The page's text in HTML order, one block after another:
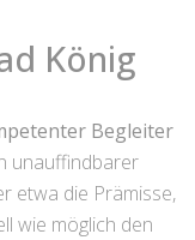
König
Begleiter
unauffindbarer
etwa die Prämisse,
wie möglich den